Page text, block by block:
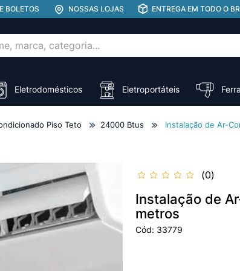
BOLETOS NOSSAS LOJAS ENTREGA EM TODO O
categoria...
Eletrodomésticos Eletroportáteis
Piso Teto 24000 Btus Instalação de Ar-
0
Instalação de
metros
Cód: 33779